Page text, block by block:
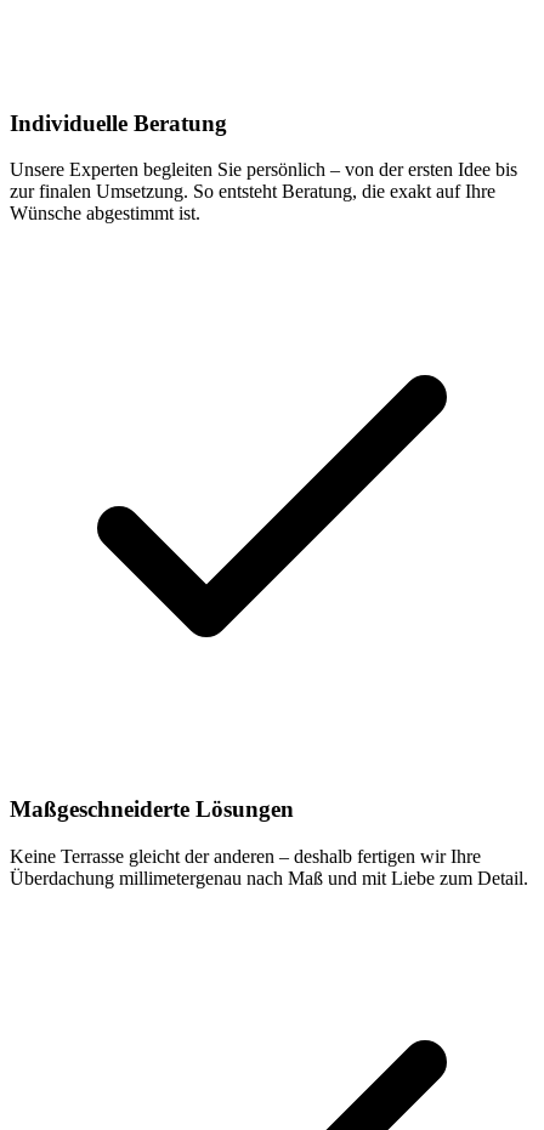
Individuelle Beratung
Unsere Experten begleiten Sie persönlich – von der ersten Idee bis
zur finalen Umsetzung. So entsteht Beratung, die exakt auf Ihre
Wünsche abgestimmt ist.
Maßgeschneiderte Lösungen
Keine Terrasse gleicht der anderen – deshalb fertigen wir Ihre
Überdachung millimetergenau nach Maß und mit Liebe zum Detail.